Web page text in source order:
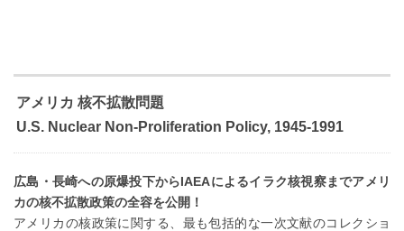
アメリカ 核不拡散問題
U.S. Nuclear Non-Proliferation Policy, 1945-1991
広島・長崎への原爆投下からIAEAによるイラク核視察までアメリ
カの核不拡散政策の全容を公開！
アメリカの核政策に関する、最も包括的な一次文献のコレクショ